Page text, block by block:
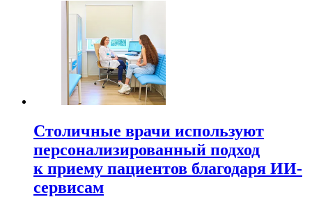
Столичные врачи используют
персонализированный подход
к приему пациентов благодаря ИИ-
сервисам